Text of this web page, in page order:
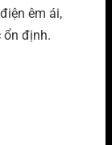
êm ái,
ổn định.